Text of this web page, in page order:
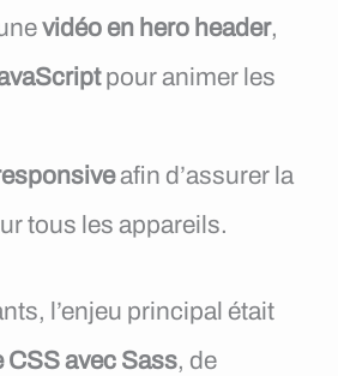
vidéo en hero header,
pour animer les
afin d’assurer la
tous les appareils.
l’enjeu principal était
CSS avec Sass, de